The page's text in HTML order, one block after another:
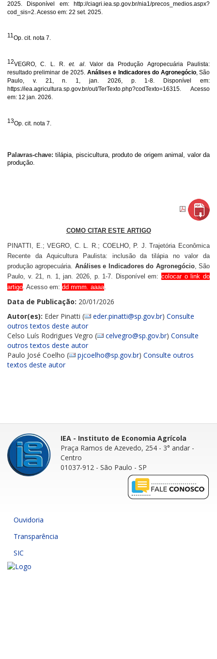
2025. Disponível em: http://ciagri.iea.sp.gov.br/nia1/precos_medios.aspx?
cod_sis=2. Acesso em: 22 set. 2025.
11 Op. cit. nota 7.
12VEGRO, C. L. R.et. al. Valor da Produção Agropecuária Paulista:
resultado preliminar de 2025. Análises e Indicadores do Agronegócio, São
Paulo, v. 21, n. 1, jan. 2026, p. 1-8. Disponível em:
https://iea.agricultura.sp.gov.br/out/TerTexto.php?codTexto=16315. Acesso
em: 12 jan. 2026.
13Op. cit. nota 7.
Palavras-chave: tilápia, piscicultura, produto de origem animal, valor da
produção.
COMO CITAR ESTE ARTIGO
PINATTI, E.; VEGRO, C. L. R.; COELHO, P. J. Trajetória Econômica
Recente da Aquicultura Paulista: inclusão da tilápia no valor da
produção agropecuária. Análises e Indicadores do Agronegócio, São
Paulo, v. 21, n. 1, jan. 2026, p. 1-7. Disponível em:colocar o link do
artigo . Acesso em: dd mmm. aaaa
Data de Publicação: 20/01/2026
Autor(es): Eder Pinatti ( eder.pinatti@sp.gov.br) Consulte
outros textos deste autor
Celso Luís Rodrigues Vegro (
celvegro@sp.gov.br) Consulte
outros textos deste autor
Paulo José Coelho (
pjcoelho@sp.gov.br) Consulte outros
textos deste autor
IEA - Instituto de Economia Agrícola
Praça Ramos de Azevedo, 254 - 3° andar -
Centro
01037-912 - São Paulo - SP
Ouvidoria
Transparência
SIC